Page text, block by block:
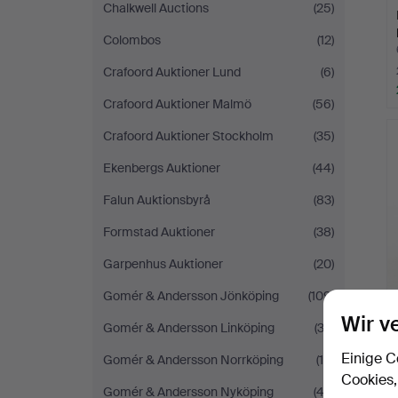
Chalkwell Auctions
(25)
Colombos
(12)
Crafoord Auktioner Lund
(6)
Crafoord Auktioner Malmö
(56)
Crafoord Auktioner Stockholm
(35)
Ekenbergs Auktioner
(44)
Falun Auktionsbyrå
(83)
Formstad Auktioner
(38)
Garpenhus Auktioner
(20)
Gomér & Andersson Jönköping
(109)
Gomér & Andersson Linköping
(33)
Gomér & Andersson Norrköping
(19)
Gomér & Andersson Nyköping
(43)
Wir
Einige